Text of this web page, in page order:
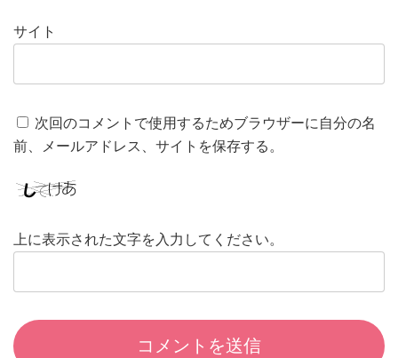
サイト
次回のコメントで使用するためブラウザーに自分の名
前、メールアドレス、サイトを保存する。
上に表示された文字を入力してください。